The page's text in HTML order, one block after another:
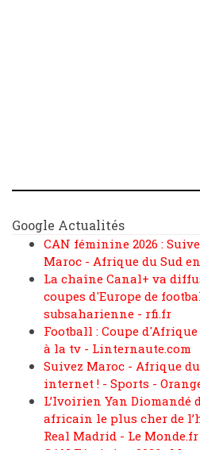
Google Actualités
CAN féminine 2026 :
Maroc - Afrique du Sud
La chaîne Canal+ va
coupes d'Europe de
subsaharienne - rfi.fr
Football : Coupe
à la tv - Linternaute.com
Suivez Maroc - Afrique
internet ! - Sports -
L’Ivoirien Yan Diomandé
africain le plus cher de
Real Madrid - Le Monde.fr